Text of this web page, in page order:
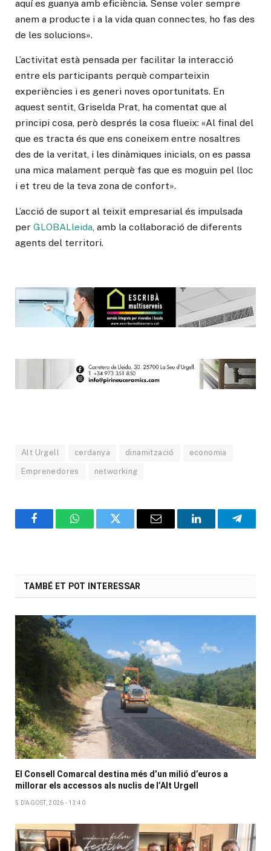
aquí es guanya amb eficiència. Sense voler sempre
anem a producte i a la vida quan connectes, ho fas des
de les solucions».
L’activitat està pensada per facilitar la interacció
entre els participants perquè comparteixin
experiències i es generi noves oportunitats. En
aquest sentit, Griselda Prat, ha comentat que al
principi cosa, però després la cosa flueix: «Al final del
que es tracta és que ens coneixem entre nosaltres
des de la veritat, i les dinàmiques inicials, on es passa
una mica malament perquè fas que es moguin pel lloc
i et treu de la teva zona de confort».
L’acció de suport al teixit empresarial és impulsada
per GLOBALleida, amb la col·laboració de diferents
agents del territori.
Alt Urgell cerdanya dinamització economia
Emprenedores networking
FacebookWhatsAppTwitter Email LinkedIn
TAMBÉ ET POT INTERESSAR
El Consell Comarcal destina més d’un milió d’euros a
millorar els accessos als nuclis de l’Alt Urgell
5 D'AGOST, 2026 - 13:40